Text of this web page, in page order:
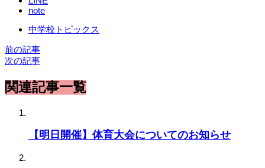
note
中学校トピックス
前の記事
次の記事
関連記事一覧
【明日開催】体育大会についてのお知らせ